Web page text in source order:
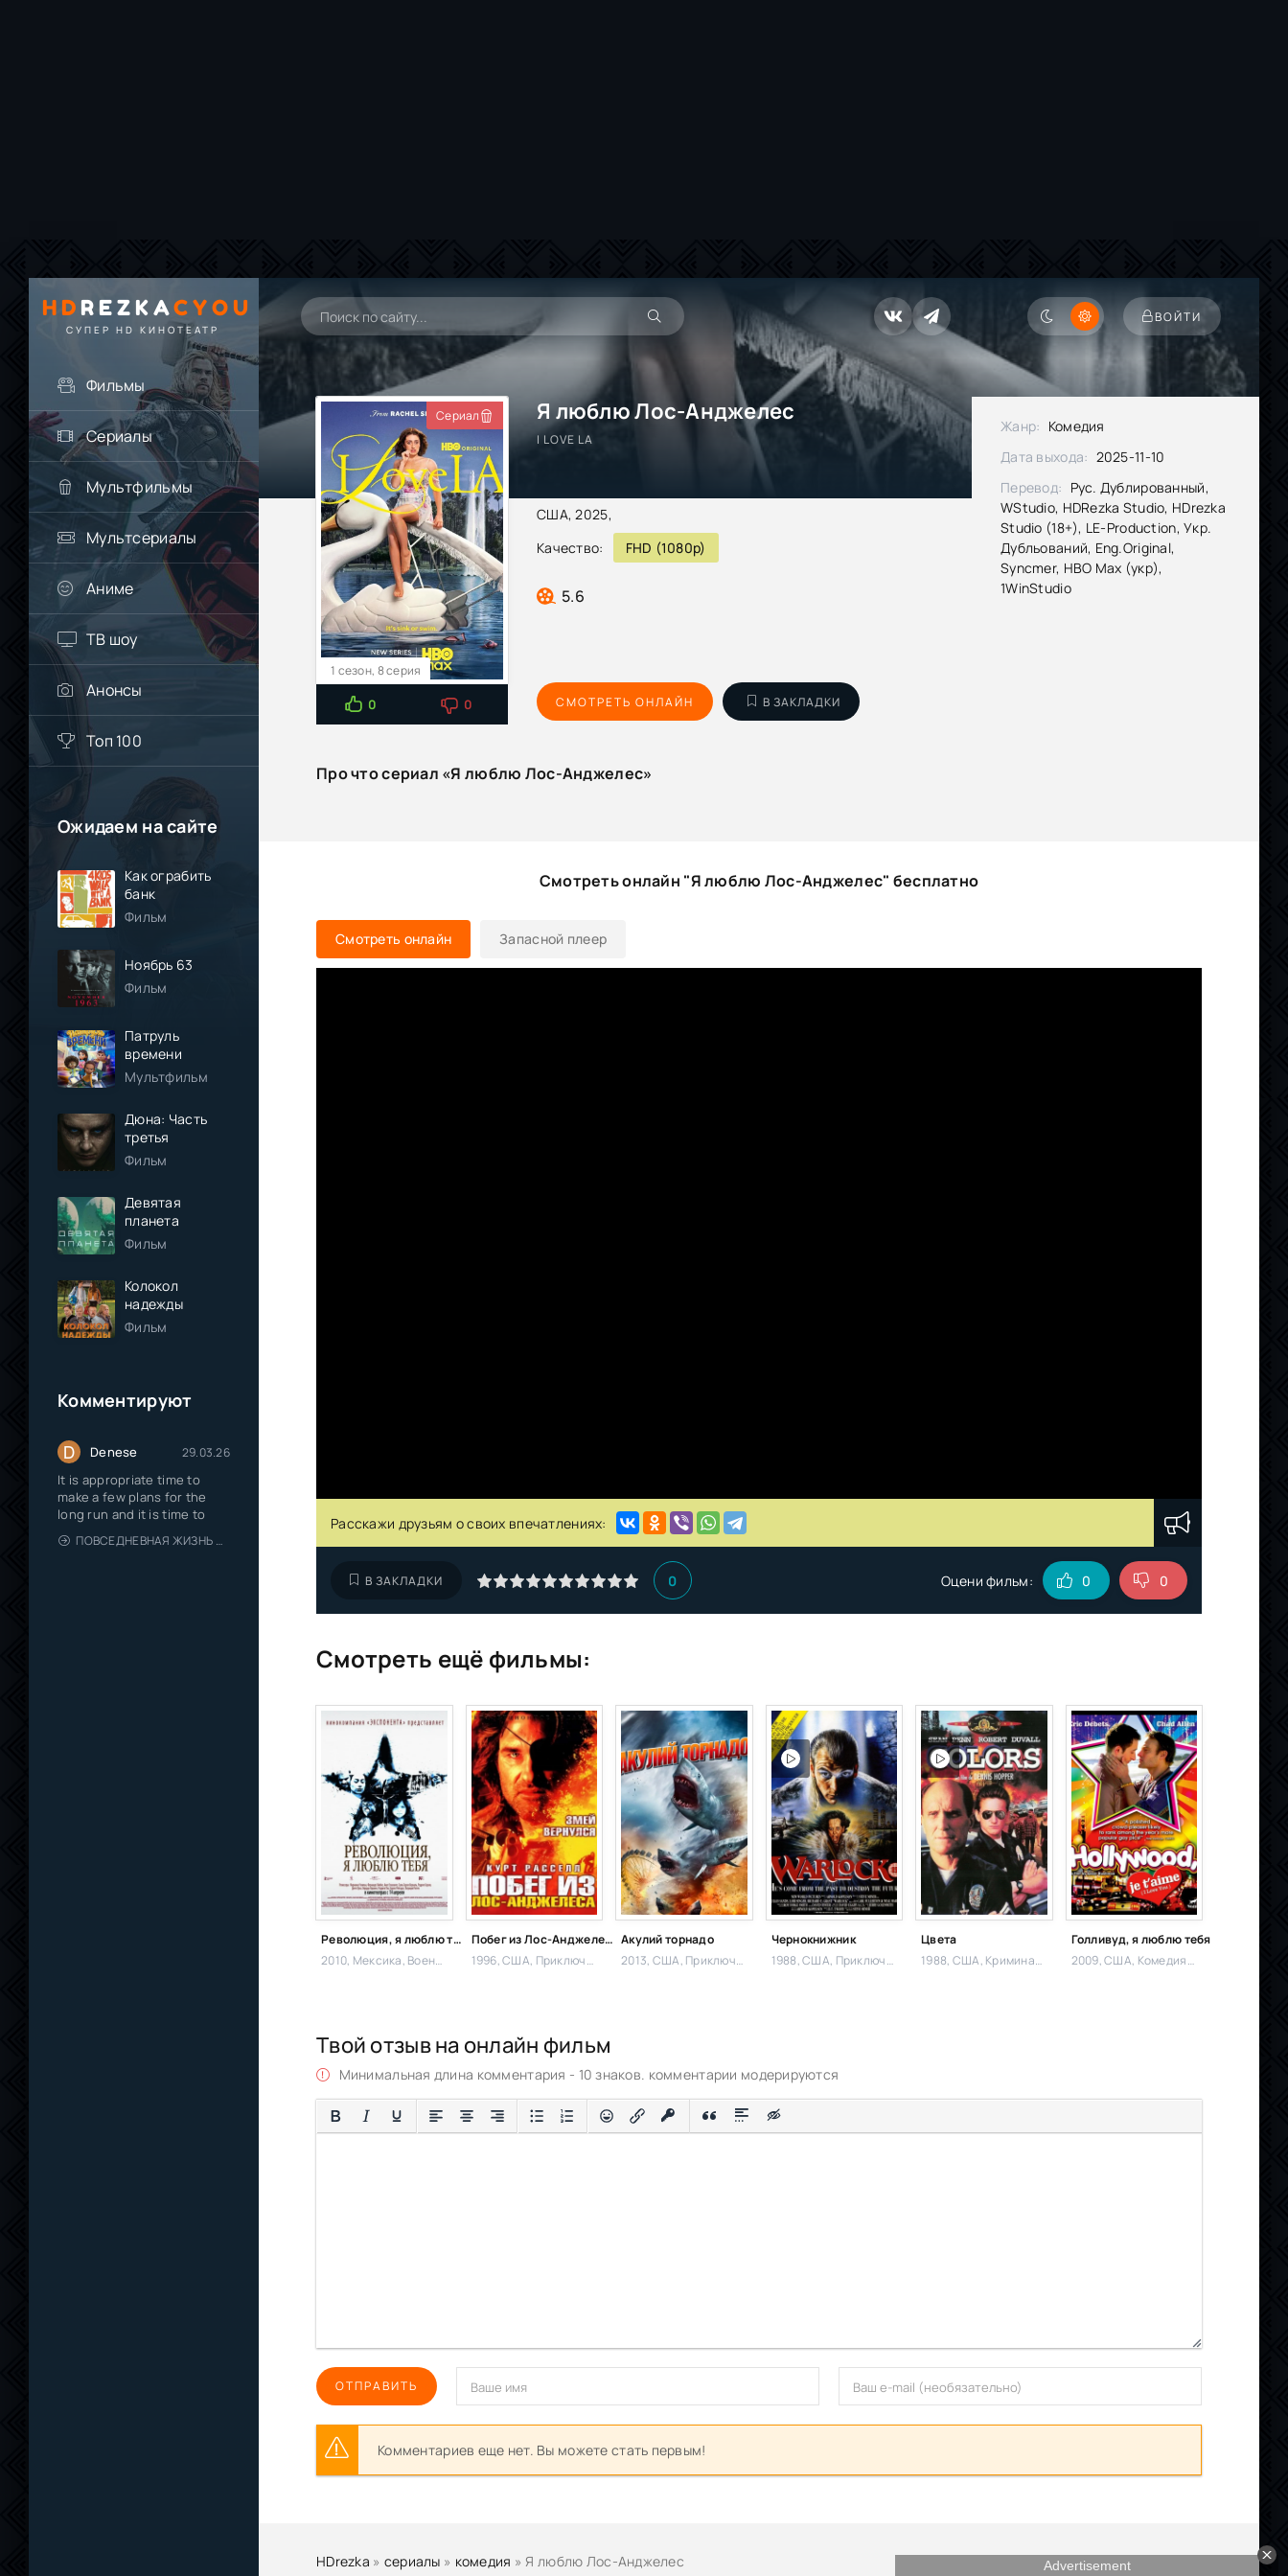
HD REZKACYOU
СУПЕР HD КИНОТЕАТР
ВОЙТИ
Фильмы
Сериалы
Мультфильмы
Мультсериалы
Аниме
ТВ шоу
Анонсы
Топ 100
Ожидаем на сайте
Как ограбить
банк
Фильм
Ноябрь 63
Фильм
Патруль
времени
Мультфильм
Дюна: Часть
третья
Фильм
Девятая
планета
Фильм
Колокол
надежды
Фильм
Комментируют
D Denese 29.03.26
It is appropriate time to
make a few plans for the
long run and it is time to
ПОВСЕДНЕВНАЯ ЖИЗНЬ ОДИНОКОГО ДВАДЦАТИДЕВЯТИЛЕТНЕГО АВАНТЮРИСТА
Я люблю Лос-Анджелес
I LOVE LA
США, 2025,
Качество:
FHD (1080p)
5.6
Сериал
1 сезон, 8 серия
0 0 СМОТРЕТЬ ОНЛАЙН В ЗАКЛАДКИ
Жанр: Комедия
Дата выхода: 2025-11-10
Перевод: Рус. Дублированный,
WStudio, HDRezka Studio, HDrezka
Studio (18+), LE-Production, Укр.
Дубльований, Eng.Original,
Syncmer, HBO Max (укр),
1WinStudio
Про что сериал «Я люблю Лос-Анджелес»
Смотреть онлайн "Я люблю Лос-Анджелес" бесплатно
Смотреть онлайн Запасной плеер
Расскажи друзьям о своих впечатлениях:
В ЗАКЛАДКИ 0 Оцени фильм: 0 0
Смотреть ещё фильмы:
Революция, я люблю тебя!
2010, Мексика, Военный,
Побег из Лос-Анджелеса
1996, США, Приключения,
Акулий торнадо
2013, США, Приключения, Ужасы,
Чернокнижник
1988, США, Приключения,
Цвета
1988, США, Криминал, Боевик,
Голливуд, я люблю тебя
2009, США, Комедия, Мелодрама,
Твой отзыв на онлайн фильм
Минимальная длина комментария - 10 знаков. комментарии модерируются
ОТПРАВИТЬ
Комментариев еще нет. Вы можете стать первым!
HDrezka » сериалы » комедия » Я люблю Лос-Анджелес